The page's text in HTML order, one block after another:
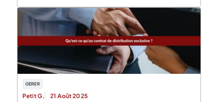
GERER
Petit G. 21 Août 2025